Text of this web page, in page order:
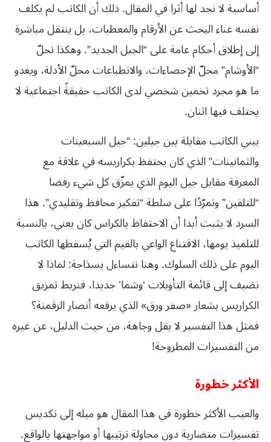
أساسية لا نجد لها أثرا في المقال. ذلك أن الكاتب لم يكلف
نفسه عناء البحث عن الأرقام والمعطيات، بل ينتقل مباشرة
إلى إطلاق أحكام عامة على “الجيل الجديد”. وهكذا تحلّ
“الأوشام” محلّ الإحصاءات، والانطباعات محلّ الأدلة، ويغدو
ما هو مجرد تخمين شخصي لدى الكاتب حقيقةً اجتماعية لا
يختلف فيها اثنان.
يبني الكاتب مقابلة بين جيلين: “جيل السبعينات
والثمانينات” الذي كان يحتفظ بكراريسه في علاقة مع
المعرفة مقابل جيل اليوم الذي يمزّق كل شيء رفضا
“للتلقين” وتمرّدًا على سلطة “تفكير محافظ وتقليدي”. هذا
السرد لا يثبت أبدا أن الاحتفاظ بالكراس كان يعني، بالنسبة
للتلميذ يومها، الاقتناع الواعي بالقيم التي يُسقطها الكاتب
اليوم على ذلك السلوك. وهنا نتساءل بسذاجة: لماذا لا
نضيف إلى قائمة التأويلات ‘وشما’ جديدا، فنربط تمزيق
الكراريس بشعار «صفر ورق» الذي يرفعه أنصار الرقمنة؟
فمثل هذا التفسير لا يقل وجاهة، من حيث الدليل، عن غيره
من التفسيرات المطروحة!
الأكثر خطورة
والعيب الأكثر خطورة في هذا المقال هو ميله إلى تكديس
تفسيرات متضاربة دون محاولة ترتيبها أو مواجهتها بالواقع.